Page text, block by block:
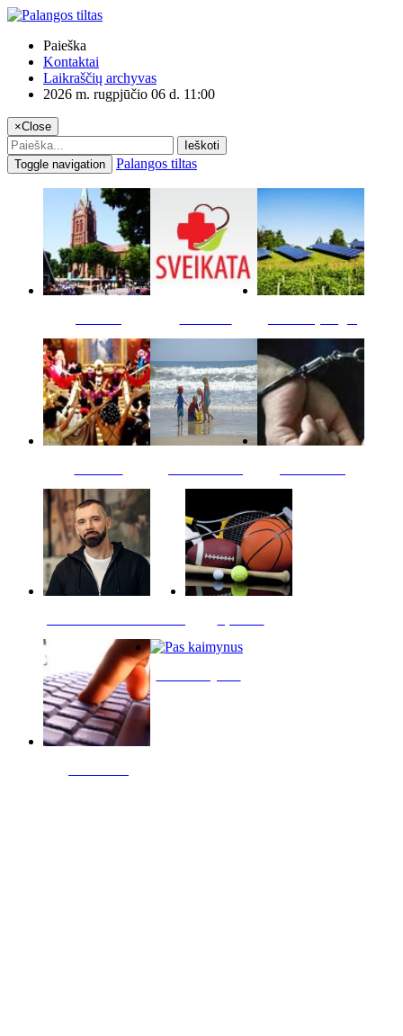
Paieška
Kontaktai
Laikraščių archyvas
2026 m. rugpjūčio 06 d. 11:00
×Close
Ieškoti
Toggle navigation
Palangos tiltas